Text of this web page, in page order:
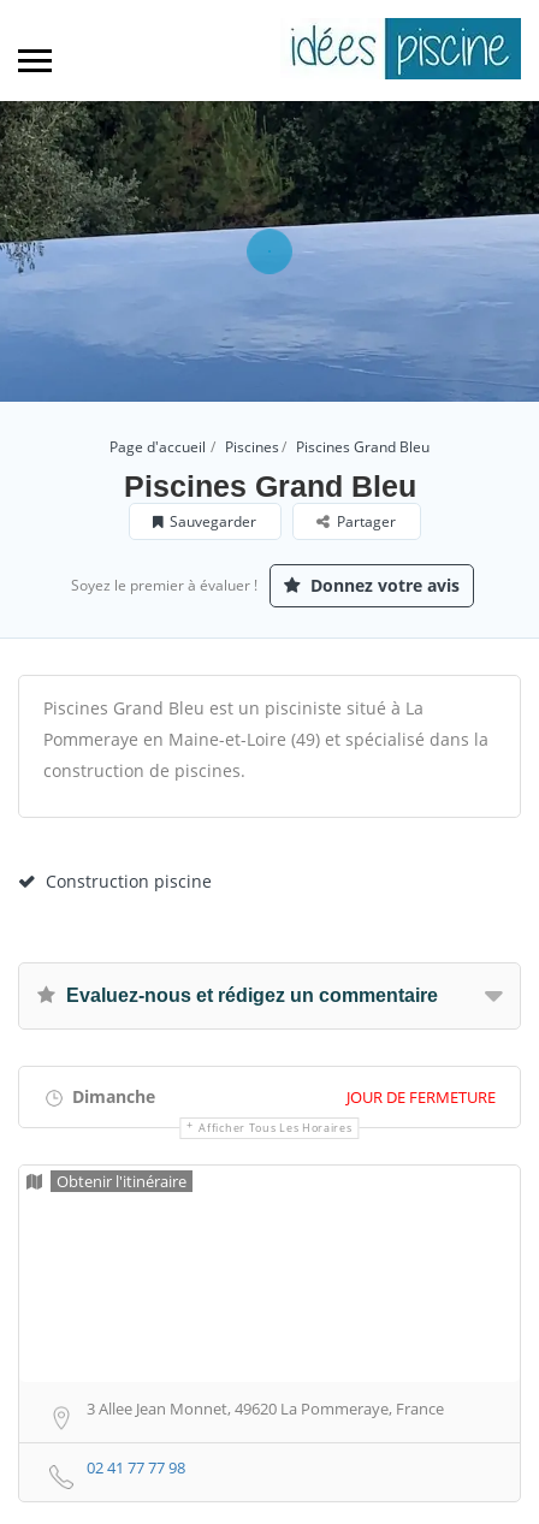
Page d'accueil Piscines Piscines Grand Bleu
Piscines Grand Bleu
Sauvegarder Partager
Soyez le premier à évaluer ! Donnez votre avis
Piscines Grand Bleu est un pisciniste situé à La
Pommeraye en Maine-et-Loire (49) et spécialisé dans la
construction de piscines.
Construction piscine
Evaluez-nous et rédigez un commentaire
Dimanche JOUR DE FERMETURE
Afficher Tous Les Horaires
Obtenir l'itinéraire
3 Allee Jean Monnet, 49620 La Pommeraye, France
02 41 77 77 98